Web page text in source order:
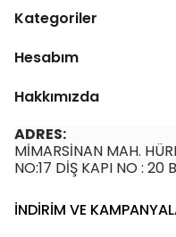
Kategoriler
Hesabım
Hakkımızda
ADRES:
MİMARSİNAN MAH.
NO:17 DİŞ KAPI NO : 20
İNDİRİM VE